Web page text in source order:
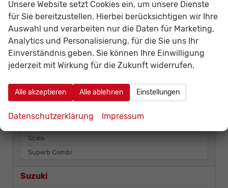
Renault
Seat
Skoda
Fabia
Karoq
Scala
Superb Combi
Suzuki
Unsere Website setzt Cookies ein, um unsere Dienste
für Sie bereitzustellen. Hierbei berücksichtigen wir Ihre
Auswahl und verarbeiten nur die Daten für Marketing,
Analytics und Personalisierung, für die Sie uns Ihr
Einverständnis geben. Sie können Ihre Einwilligung
jederzeit mit Wirkung für die Zukunft widerrufen.
Alle akzeptieren Alle ablehnen Einstellungen
Datenschutzerklärung Impressum